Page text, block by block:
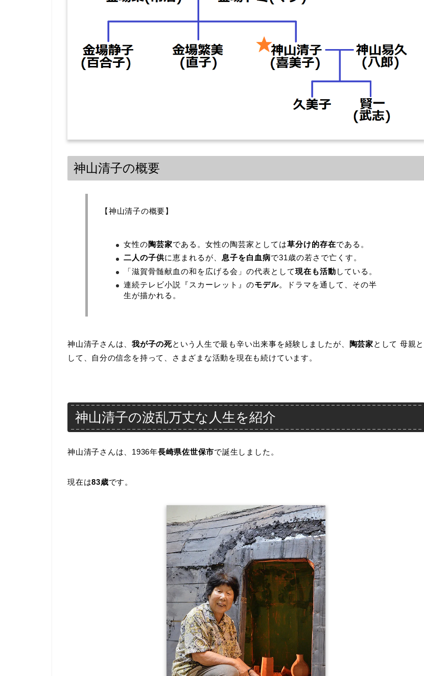
神山清子の概要
【神山清子の概要】
女性の陶芸家である。女性の陶芸家としては草分け的存在である。
二人の子供に恵まれるが、 息子を白血病で31歳の若さで亡くす。
「滋賀骨髄献血の和を広げる会」の代表として現在も活動 している。
連続テレビ小説『スカーレット』のモデル。ドラマを通して、その半
生が描かれる。
神山清子さんは、我が子の死という人生で最も辛い出来事を経験しましたが、 陶芸家として 母親と
して、自分の信念を持って、さまざまな活動を現在も続けています。
神山清子の波乱万丈な人生を紹介
神山清子さんは、1936年長崎県佐世保市で誕生しました。
現在は83歳です。